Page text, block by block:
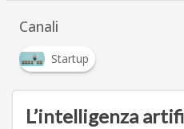
Canali
Startup
L’intelligenza